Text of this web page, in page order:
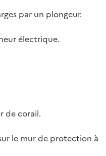
par un plongeur.
électrique.
de corail.
le mur de protection à